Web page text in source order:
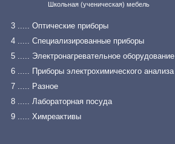
Школьная (ученическая) мебель
3 ..... Оптические приборы
4 ..... Специализированные приборы
5 ..... Электронагревательное оборудование
6 ..... Приборы электрохимического анализа
7 ..... Разное
8 ..... Лабораторная посуда
9 ..... Химреактивы